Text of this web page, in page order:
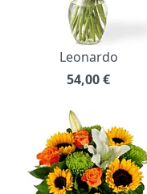
Leonardo
54,00€